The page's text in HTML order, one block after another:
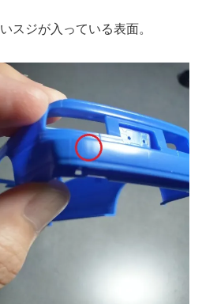
スジが入っている表面。